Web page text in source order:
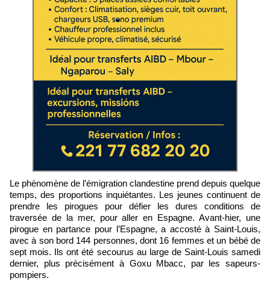
Le phénomène de l’émigration clandestine prend depuis quelque
temps, des proportions inquiétantes. Les jeunes continuent de
prendre les pirogues pour défier les dures conditions de
traversée de la mer, pour aller en Espagne. Avant-hier, une
pirogue en partance pour l’Espagne, a accosté à Saint-Louis,
avec à son bord 144 personnes, dont 16 femmes et un bébé de
sept mois. Ils ont été secourus au large de Saint-Louis samedi
dernier, plus précisément à Goxu Mbacc, par les sapeurs-
pompiers.